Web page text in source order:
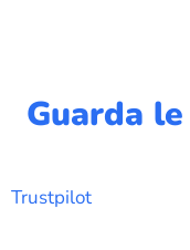
Guarda
Trustpilot